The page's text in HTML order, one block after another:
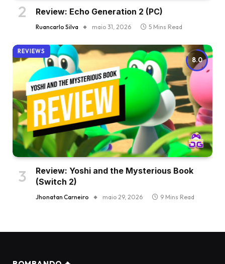
Review: Echo Generation 2 (PC)
Ruancarlo Silva maio 31, 2026 5 Mins Read
8.0
REVIEWS
Review: Yoshi and the Mysterious Book
(Switch 2)
Jhonatan Carneiro maio 29, 2026 9 Mins Read